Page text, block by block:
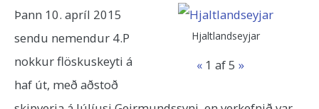
Hjaltlandseyjar
« 1 af 5 »
Þann 10. apríl 2015
sendu nemendur 4.P
nokkur flöskuskeyti á
haf út, með aðstoð